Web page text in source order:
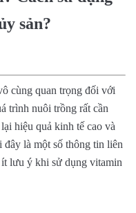
sản?
cùng quan trọng đối với
trình nuôi trồng rất cần
hiệu quả kinh tế cao và
là một số thông tin liên
lưu ý khi sử dụng vitamin